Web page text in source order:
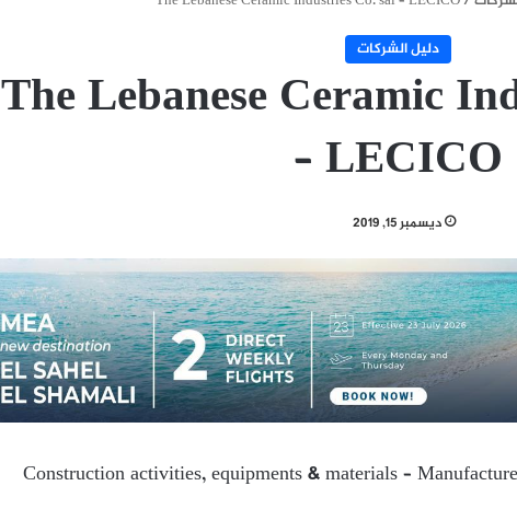
دليل الشركات
The Lebanese Ceramic
– LECICO
ديسمبر 15, 2019
Construction activities, equipments & materials –